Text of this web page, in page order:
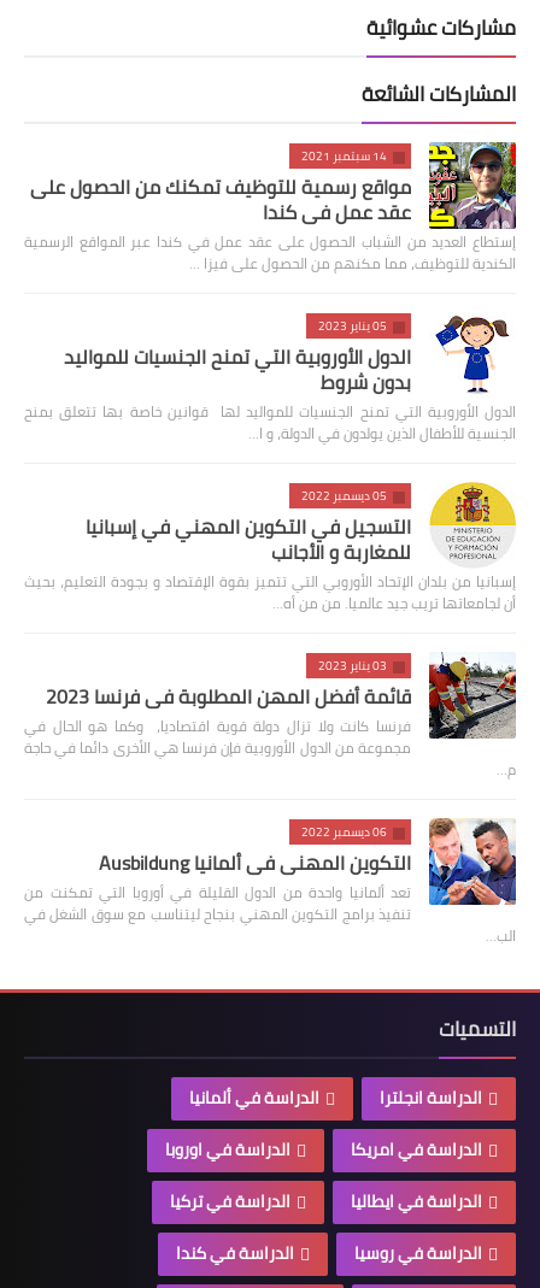
مشاركات عشوائية
المشاركات الشائعة
14 سبتمبر 2021
مواقع رسمية للتوظيف تمكنك من الحصول على
عقد عمل في كندا
إستطاع العديد من الشباب الحصول على عقد عمل في كندا عبر المواقع الرسمية
الكندية للتوظيف، مما مكنهم من الحصول على فيزا …
05 يناير 2023
الدول الأوروبية التي تمنح الجنسيات للمواليد
بدون شروط
الدول الأوروبية التي تمنح الجنسيات للمواليد لها قوانين خاصة بها تتعلق بمنح
الجنسية للأطفال الذين يولدون في الدولة، و ا…
05 ديسمبر 2022
التسجيل في التكوين المهني في إسبانيا
للمغاربة و الأجانب
إسبانيا من بلدان الإتحاد الأوروبي التي تتميز بقوة الإقتصاد و بجودة التعليم، بحيث
أن لجامعاتها تريب جيد عالميا. من من أه…
03 يناير 2023
قائمة أفضل المهن المطلوبة في فرنسا 2023
فرنسا كانت ولا تزال دولة قوية اقتصاديا، وكما هو الحال في
مجموعة من الدول الأوروبية فإن فرنسا هي الأخرى دائما في حاجة
م…
06 ديسمبر 2022
التكوين المهني في ألمانيا Ausbildung
تعد ألمانيا واحدة من الدول القليلة في أوروبا التي تمكنت من
تنفيذ برامج التكوين المهني بنجاح ليتناسب مع سوق الشغل في
الب…
التسميات
الدراسة انجلترا
الدراسة في ألمانيا
الدراسة في امريكا
الدراسة في اوروبا
الدراسة في ايطاليا
الدراسة في تركيا
الدراسة في روسيا
الدراسة في كندا